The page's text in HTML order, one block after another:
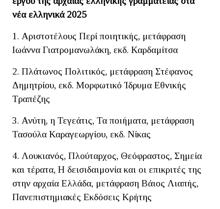
νέα ελληνικά 2025
1. Αριστοτέλους Περί ποιητικής, μετάφραση
Ιωάννα Γιατρομανωλάκη, εκδ. Καρδαμίτσα
2. Πλάτωνος Πολιτικός, μετάφραση Στέφανος
Δημητρίου, εκδ. Μορφωτικό Ίδρυμα Εθνικής
Τραπέζης
3. Ανύτη, η Τεγεάτις, Τα ποιήματα, μετάφραση
Τασούλα Καραγεωργίου, εκδ. Νίκας
4. Λουκιανός, Πλούταρχος, Θεόφραστος, Σημεία
και τέρατα, Η δεισιδαιμονία και οι επικριτές της
στην αρχαία Ελλάδα, μετάφραση Βάιος Λιαπής,
Πανεπιστημιακές Εκδόσεις Κρήτης